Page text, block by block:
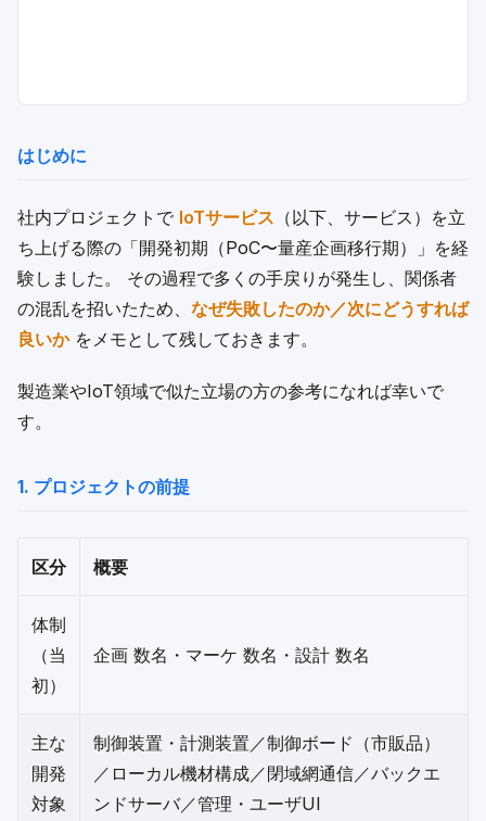
はじめに
社内プロジェクトで IoTサービス （以下、サービス）を立
ち上げる際の「開発初期（PoC〜量産企画移行期）」を経
験しました。 その過程で多くの手戻りが発生し、関係者
の混乱を招いたため、 なぜ失敗したのか／次にどうすれば
良いかをメモとして残しておきます。
製造業やIoT領域で似た立場の方の参考になれば幸いで
す。
1. プロジェクトの前提
区分 概要
体制
（当
初）
企画 数名・マーケ 数名・設計 数名
主な
開発
対象
制御装置・計測装置／制御ボード（市販品）
／ローカル機材構成／閉域網通信／バックエ
ンドサーバ／管理・ユーザUI